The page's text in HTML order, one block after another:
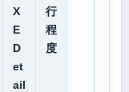
X
E
D
et
ail
行
程
度